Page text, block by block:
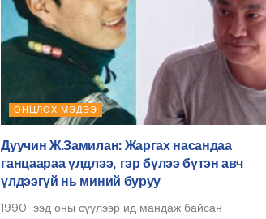
ОНЦЛОХ МЭДЭЭ
Дуучин Ж.Замилан: Жаргах насандаа
ганцаараа үлдлээ, гэр бүлээ бүтэн авч
үлдээгүй нь миний буруу
1990-ээд оны сүүлээр ид мандаж байсан